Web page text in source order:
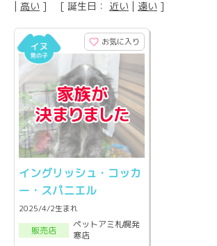
| 高い ] [ 誕生日： 近い | 遠い ]
お気に入り
イングリッシュ・コッカ
ー・スパニエル
2025/4/2生まれ
販売店
ペットアミ札幌発
寒店